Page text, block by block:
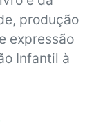
produção
expressão
Infantil à